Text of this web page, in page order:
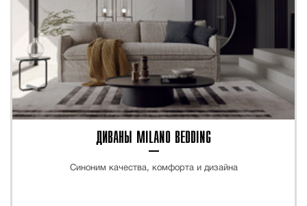
ДИВАНЫ MILANO BEDDING
Синоним качества, комфорта и дизайна